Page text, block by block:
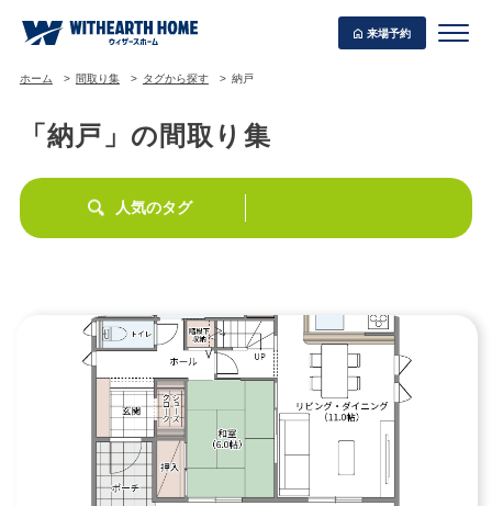
来場予約
WITHEARTH HOME の BEST PLAN
ホーム 間取り集 タグから探す 納戸
「納戸」の間取り集
人気のタグ